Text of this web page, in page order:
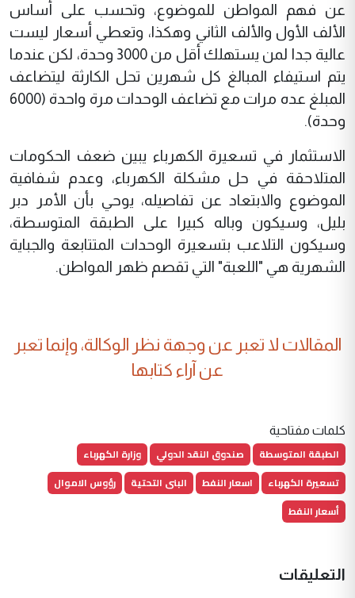
عن فهم المواطن للموضوع، وتحسب على أساس
الألف الأول والألف الثاني وهكذا، وتعطي أسعار ليست
عالية جدا لمن يستهلك أقل من 3000 وحدة، لكن عندما
يتم استيفاء المبالغ كل شهرين تحل الكارثة ليتضاعف
المبلغ عده مرات مع تضاعف الوحدات مرة واحدة (6000
وحدة).
الاستثمار في تسعيرة الكهرباء يبين ضعف الحكومات
المتلاحقة في حل مشكلة الكهرباء، وعدم شفافية
الموضوع والابتعاد عن تفاصيله، يوحي بأن الأمر دبر
بليل، وسيكون وباله كبيرا على الطبقة المتوسطة،
وسيكون التلاعب بتسعيرة الوحدات المتتابعة والجباية
الشهرية هي "اللعبة" التي تقصم ظهر المواطن.
المقالات لا تعبر عن وجهة نظر الوكالة، وإنما تعبر
عن آراء كتابها
كلمات مفتاحية
الطبقة المتوسطة صندوق النقد الدولي
وزارة الكهرباء
تسعيرة الكهرباء
اسعار النفط البنى التحتية
رؤوس الاموال
أسعار النفط
التعليقات